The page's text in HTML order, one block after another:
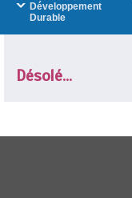
Désolé...
Développement
Durable